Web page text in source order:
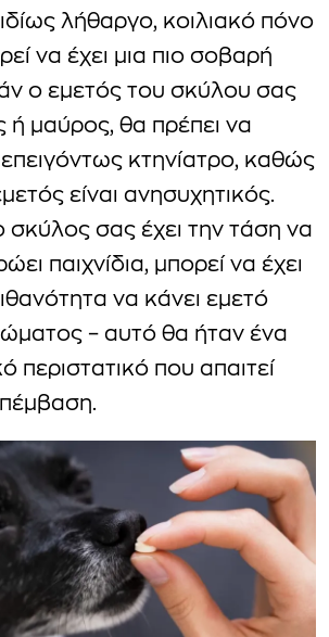
λήθαργο, κοιλιακό πόνο
να έχει μια πιο σοβαρή
ο εμετός του σκύλου σας
ή μαύρος, θα πρέπει να
επειγόντως κτηνίατρο, καθώς
είναι ανησυχητικός.
σκύλος σας έχει την τάση να
παιχνίδια, μπορεί να έχει
να κάνει εμετό
– αυτό θα ήταν ένα
περιστατικό που απαιτεί